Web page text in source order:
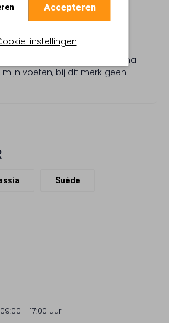
Accepteren
instellingen
EN HAKKEN
Krijg van andere schoenen na
voeten, bij dit merk geen
Suède
- 17:00 uur